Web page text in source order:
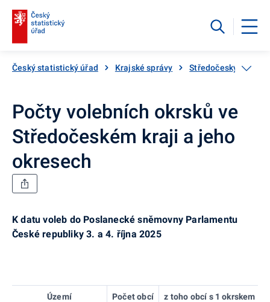
Český statistický úřad Krajské správy Středočeský kraj
Počty volebních okrsků ve
Středočeském kraji a jeho
okresech
K datu voleb do Poslanecké sněmovny Parlamentu
České republiky 3. a 4. října 2025
Území Počet obcí z toho obcí s 1 okrskem